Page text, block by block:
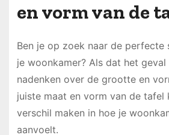
en vorm van de
Ben je op zoek naar de perfecte
je woonkamer? Als dat het
nadenken over de grootte en
juiste maat en vorm van de tafel
verschil maken in hoe je
aanvoelt.